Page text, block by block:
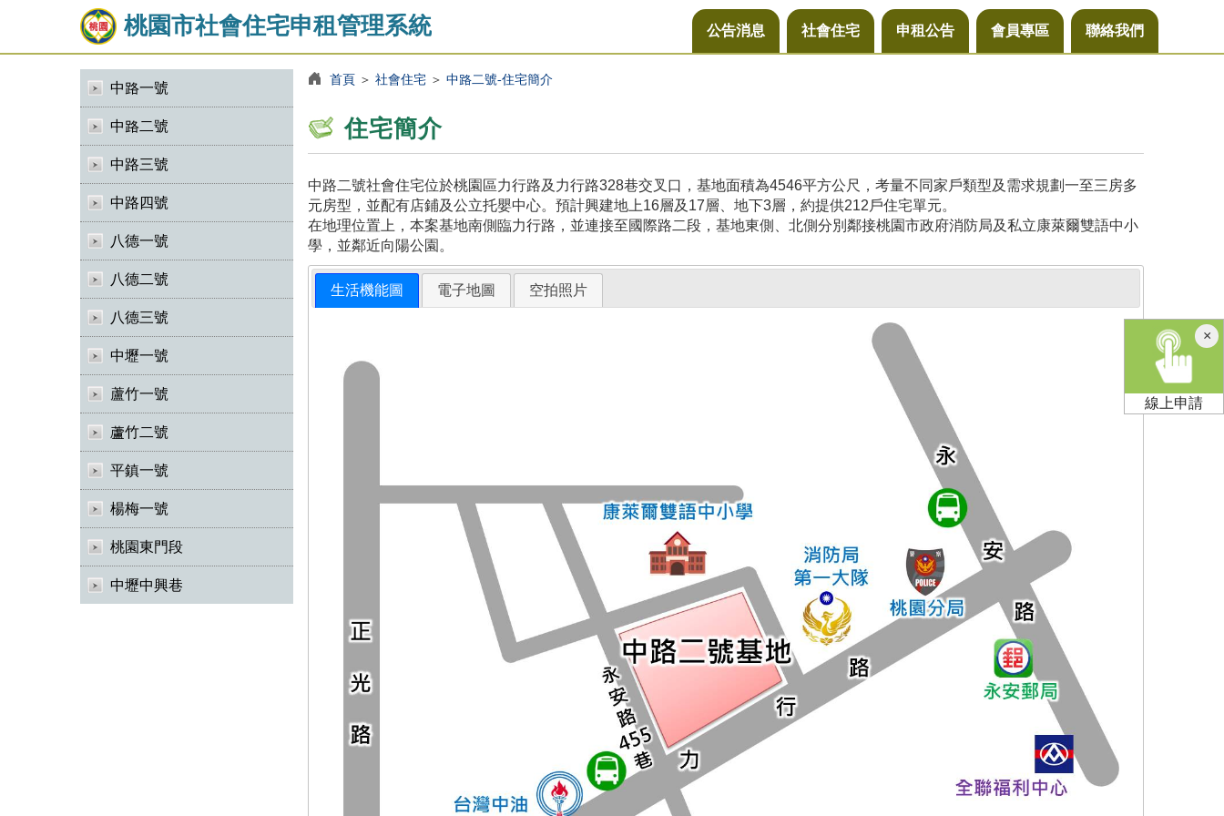
桃園市社會住宅申租管理系統 公告消息 社會住宅 申租公告 會員專區 聯絡我們
中路一號
中路二號
中路三號
中路四號
八德一號
八德二號
八德三號
中壢一號
蘆竹一號
蘆竹二號
平鎮一號
楊梅一號
桃園東門段
中壢中興巷
首頁＞ 社會住宅＞ 中路二號-住宅簡介
住宅簡介
中路二號社會住宅位於桃園區力行路及力行路328巷交叉口，基地面積為4546平方公尺，考量不同家戶類型及需求規劃一至三房多
元房型，並配有店鋪及公立托嬰中心。預計興建地上16層及17層、地下3層，約提供212戶住宅單元。
在地理位置上，本案基地南側臨力行路，並連接至國際路二段，基地東側、北側分別鄰接桃園市政府消防局及私立康萊爾雙語中小
學，並鄰近向陽公園。
生活機能圖 電子地圖 空拍照片
×關
閉
線上申請